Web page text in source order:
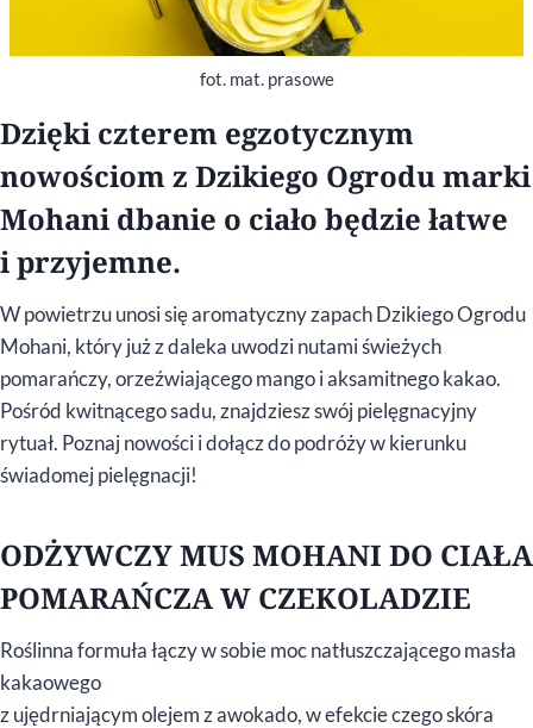
fot. mat. prasowe
Dzięki czterem egzotycznym
nowościom z Dzikiego Ogrodu marki
Mohani dbanie o ciało będzie łatwe
i przyjemne.
W powietrzu unosi się aromatyczny zapach Dzikiego Ogrodu
Mohani, który już z daleka uwodzi nutami świeżych
pomarańczy, orzeźwiającego mango i aksamitnego kakao.
Pośród kwitnącego sadu, znajdziesz swój pielęgnacyjny
rytuał. Poznaj nowości i dołącz do podróży w kierunku
świadomej pielęgnacji!
ODŻYWCZY MUS MOHANI DO CIAŁA
POMARAŃCZA W CZEKOLADZIE
Roślinna formuła łączy w sobie moc natłuszczającego masła
kakaowego
z ujędrniającym olejem z awokado, w efekcie czego skóra